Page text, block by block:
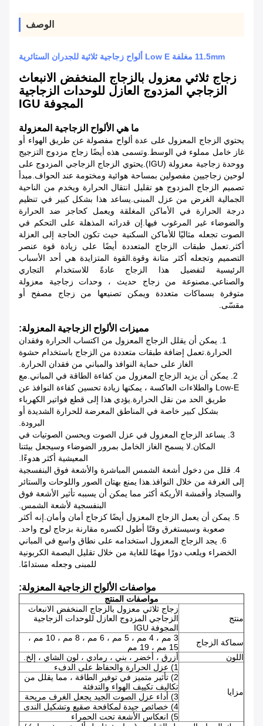
الوصف
11.5mm مغلفة Low E ألواح زجاجية ثلاثية للجدران الستائرية
زجاج ثلاثي معزول بالزجاج المنخفض الانبعاث
الزجاجي المزدوج العازل للوحدات الزجاجية
المجوفة IGU
ما هي الألواح الزجاجية المعزولة
يحتوي الزجاج المعزول على عدة ألواح مفصولة عن طريق الهواء أو
غاز خامل مملوء في الوسط.وتسمى هذه أيضًا زجاج مزدوج التزجيج
ووحدة زجاجية معزولة (IGU).يحتوي الزجاج الزجاجي المزدوج على
لوحين زجاجيين مفصولين بمساحة هوائية ومختومة عند الحواف.مبدأ
تصميم الزجاج المزدوج هو تقليل انتقال الحرارة ويخدم من الناحية
الجمالية الغرض من عزل المبنى.يساعد هذا بشكل كبير في تنظيم
درجة الحرارة في الأماكن المغلقة ويعمل كحاجز ضد الحرارة
والضوضاء غير المرغوب فيها.إن قدراته المذهلة على التحكم في
الصوت تجعله مثاليًا للأماكن السكنية حيث تكون الحاجة إلى العزلة
أكثر.تعمل طبقات الزجاج المتعددة أيضًا على زيادة قوة عنصر
التصميم وتجعله أكثر متانة وقوة.القوة المتزايدة هي أحد الأسباب
الرئيسية لتفضيل هذا الزجاج عادةً للاستخدام التجاري
والصناعي.مصنوعة من زجاج حديث ، وحدات زجاجية معزولة
متوفرة بسماكات متعددة ويمكن تصنيعها من زجاج مصفح أو
مقسّى.
مميزات الألواح الزجاجية المعزولة:
1. يمكن أن يقلل الزجاج المعزول من اكتساب الحرارة وفقدان
الحرارة.تعمل إضافة طبقات متعددة من الزجاج باستخدام حشوة
الغاز على حماية النوافذ والمباني من فقدان الحرارة.
2. يمكن أن يزيد الزجاج المعزول من كفاءة الطاقة في المباني.مع
Low-E والطلاءات العاكسة ، يمكنها زيادة تحسين كفاءة النوافذ عن
طريق الحد من نقل الحرارة.يؤدي هذا إلى قطع فواتير الكهرباء
بشكل كبير خاصة في المناطق المعرضة للحرارة الشديدة أو
البرودة.
3. يساعد الزجاج المعزول في عزل الصوت ويحسن الصوتيات في
المكان.لا يسمح الغاز الخامل بمرور الضوضاء وسيجعل بيئتنا
المعيشية أكثر هدوءًا.
4. قلل من دخول أشعة الشمس المباشرة والأشعة فوق البنفسجية
إلى الغرفة من خلال النوافذ.هذا يمنع بهتان الصور واللوحات والستائر
والسجاد وأقمشة الأريكة أكثر مما يمكن أن يسببه تأثير الأشعة فوق
البنفسجية لأشعة الشمس.
5. يمكن أن يعمل الزجاج المعزول أيضًا كزجاج أمان وأمان.إنه أكثر
صعوبة وسيستغرق وقتًا أطول لكسره مقارنة بزجاج لوح واحد.
6. يجد الزجاج المعزول استخدامه على نطاق واسع في المباني
الخضراء ويلعب دورًا مهمًا للغاية من خلال تقليل البصمة الكربونية
للمبنى وجعله مستدامًا.
مواصفات الألواح الزجاجية المعزولة:
مواصفات المنتج
منتج
زجاج ثلاثي معزول بالزجاج المنخفض الانبعاث
الزجاجي المزدوج العازل للوحدات الزجاجية
المجوفة IGU
سماكة الزجاج
3 مم ، 4 مم ، 5 مم ، 6 مم ، 8 مم ، 10 مم ،
15 مم ، 19 مم
اللون
أزرق ، أخضر ، بني ، رمادي ، لون الشاي ، إلخ.
مزايا
1) عزل الحرارة والحفاظ على الدفء
2) تأثير متميز في توفير الطاقة ، مما يقلل من
تكاليف تكييف الهواء والتدفئة
3) أداء عزل الصوت الجيد يجعل الغرف مريحة
4) خصائص جيدة لمكافحة صقيع وتشكيل الندى
5) انعكاس الأشعة تحت الحمراء